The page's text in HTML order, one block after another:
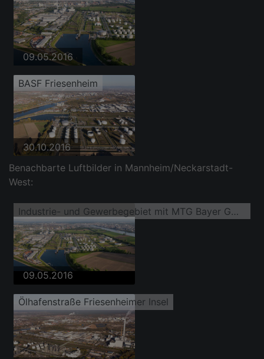
09.05.2016
BASF Friesenheim
30.10.2016
Benachbarte Luftbilder in Mannheim/Neckarstadt-
West:
Industrie- und Gewerbegebiet mit MTG Bayer GmbH auf der Friesenheimer Insel im Ortsteil Industriehafen
09.05.2016
Ölhafenstraße Friesenheimer Insel